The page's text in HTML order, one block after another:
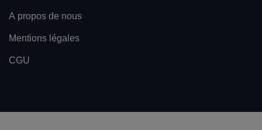
A propos de nous
Mentions légales
CGU